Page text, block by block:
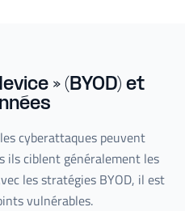
» (BYOD) et
cyberattaques peuvent
ciblent généralement les
les stratégies BYOD, il est
vulnérables.